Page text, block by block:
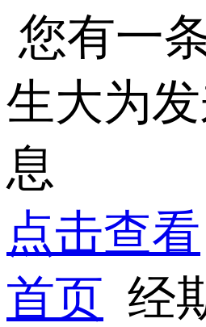
您有一
生大为
息
点击查看
首页 经